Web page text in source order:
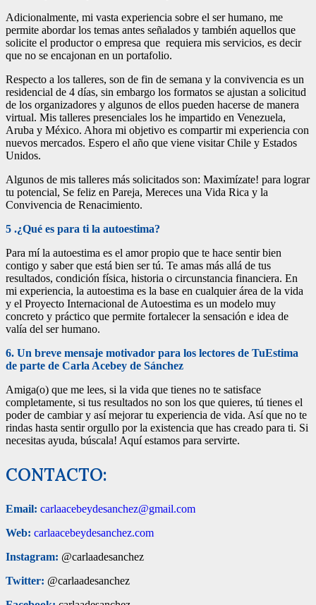
Adicionalmente, mi vasta experiencia sobre el ser humano, me
permite abordar los temas antes señalados y también aquellos que
solicite el productor o empresa que requiera mis servicios, es decir
que no se encajonan en un portafolio.
Respecto a los talleres, son de fin de semana y la convivencia es un
residencial de 4 días, sin embargo los formatos se ajustan a solicitud
de los organizadores y algunos de ellos pueden hacerse de manera
virtual. Mis talleres presenciales los he impartido en Venezuela,
Aruba y México. Ahora mi objetivo es compartir mi experiencia con
nuevos mercados. Espero el año que viene visitar Chile y Estados
Unidos.
Algunos de mis talleres más solicitados son: Maximízate! para lograr
tu potencial, Se feliz en Pareja, Mereces una Vida Rica y la
Convivencia de Renacimiento.
5 .¿Qué es para ti la autoestima?
Para mí la autoestima es el amor propio que te hace sentir bien
contigo y saber que está bien ser tú. Te amas más allá de tus
resultados, condición física, historia o circunstancia financiera. En
mi experiencia, la autoestima es la base en cualquier área de la vida
y el Proyecto Internacional de Autoestima es un modelo muy
concreto y práctico que permite fortalecer la sensación e idea de
valía del ser humano.
6. Un breve mensaje motivador para los lectores de TuEstima
de parte de Carla Acebey de Sánchez
Amiga(o) que me lees, si la vida que tienes no te satisface
completamente, si tus resultados no son los que quieres, tú tienes el
poder de cambiar y así mejorar tu experiencia de vida. Así que no te
rindas hasta sentir orgullo por la existencia que has creado para ti. Si
necesitas ayuda, búscala! Aquí estamos para servirte.
CONTACTO:
Email: carlaacebeydesanchez@gmail.com
Web: carlaacebeydesanchez.com
Instagram: @carlaadesanchez
Twitter: @carlaadesanchez